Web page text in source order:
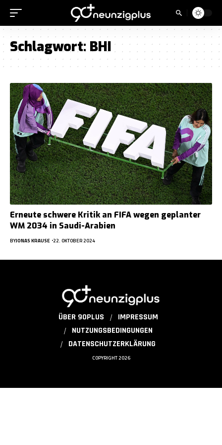
Schlagwort: BHI
Erneute schwere Kritik an FIFA wegen geplanter
WM 2034 in Saudi-Arabien
BYJONAS KRAUSE 22. OKTOBER 2024
ÜBER 90PLUS
IMPRESSUM
NUTZUNGSBEDINGUNGEN
DATENSCHUTZERKLÄRUNG
COPYRIGHT 2026